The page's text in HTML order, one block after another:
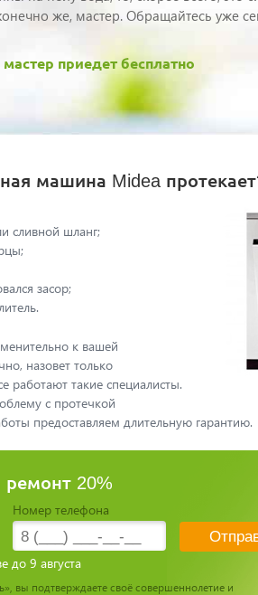
же, мастер. Обращайтесь уже
мастер приедет бесплатно
машина Midea
сливной шланг;
засор;
к вашей
назовет только
работают такие специалисты.
с протечкой
предоставляем длительную гарантию.
ремонт 20%
Номер телефона
до 9 августа
вы подтверждаете своё совершеннолетие и